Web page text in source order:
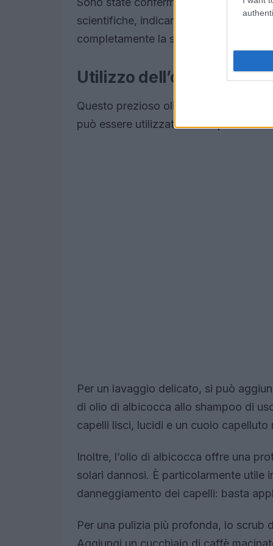
scientifiche, indicandolo come
completamente la struttura del capello.
Utilizzo dell’olio di
Questo prezioso olio è usato per
può essere utilizzato anche per
Per un lavaggio delicato, si può
di olio di albicocca allo shampoo di
capelli lisci, lucidi e un cuoio capelluto
Inoltre, l’olio di albicocca offre una
solari dannosi. È particolarmente utile
danneggiamento dei capelli: basta
Per una pulizia più profonda, lo scrub